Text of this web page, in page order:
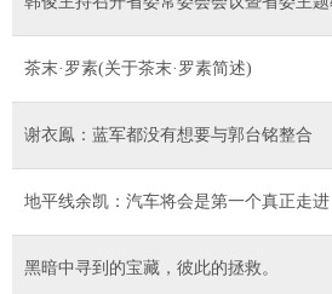
茶末·罗素(关于茶末·罗素简述)
谢衣鳯：蓝军都没有想要与郭台铭整合
地平线余凯：汽车将会是第一个真正走
黑暗中寻到的宝藏，彼此的拯救。